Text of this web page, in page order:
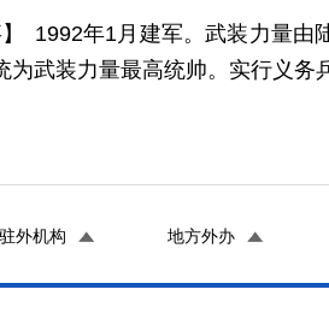
】 1992年1月建军。武装力量由
为武装力量最高统帅。实行义务
驻外机构 地方外办